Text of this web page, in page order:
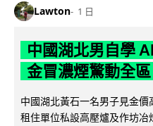
Lawton 1 日
中國湖北男自學
金冒濃煙驚動全區
中國湖北黃石一名男子見金
租住單位私設高壓爐及作坊